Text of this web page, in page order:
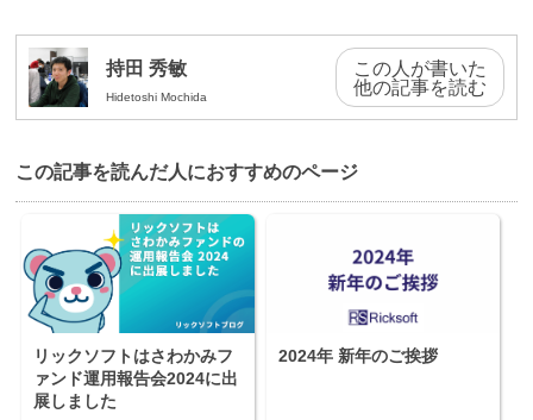
持田 秀敏
Hidetoshi Mochida
この人が書いた
他の記事を読む
この記事を読んだ⼈におすすめのページ
リックソフトはさわかみフ
ァンド運用報告会2024に出
展しました
2024年 新年のご挨拶